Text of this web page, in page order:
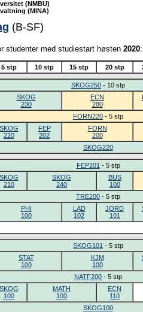
(NMBU)
(MINA)
(B-SF)
studenter med studiestart høsten 2020:
5 stp 10 stp 15 stp 20 stp
SKOG250 - 10 stp
SKOG
230
ECN
280
FORN220 - 5 stp
SKOG
220
FEP
202
FORN
200
SKOG220
FEP201 - 5 stp
SKOG
210
SKOG
240
BUS
100
TRE200 - 5 stp
PHI
100
LAD
102
JORD
101
SKOG101 - 5 stp
STAT
100
KJM
100
NATF200 - 5 stp
SKOG
100
MATH
100
ECN
110
SKOG100